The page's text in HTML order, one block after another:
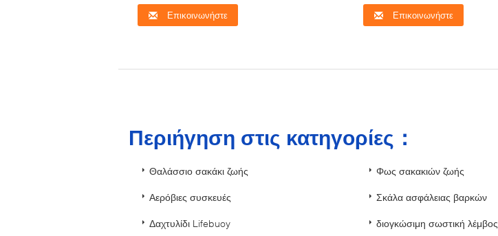
Επικοινωνήστε Επικοινωνήστε
Περιήγηση στις κατηγορίες：
Θαλάσσιο σακάκι ζωής Φως σακακιών ζωής
Αερόβιες συσκευές Σκάλα ασφάλειας βαρκών
Δαχτυλίδι Lifebuoy διογκώσιμη σωστική λέμβος